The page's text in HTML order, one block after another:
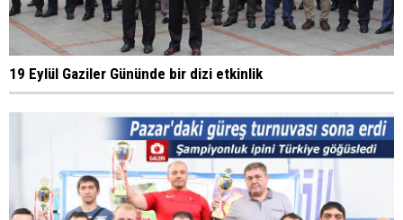
19 Eylül Gaziler Gününde bir dizi etkinlik